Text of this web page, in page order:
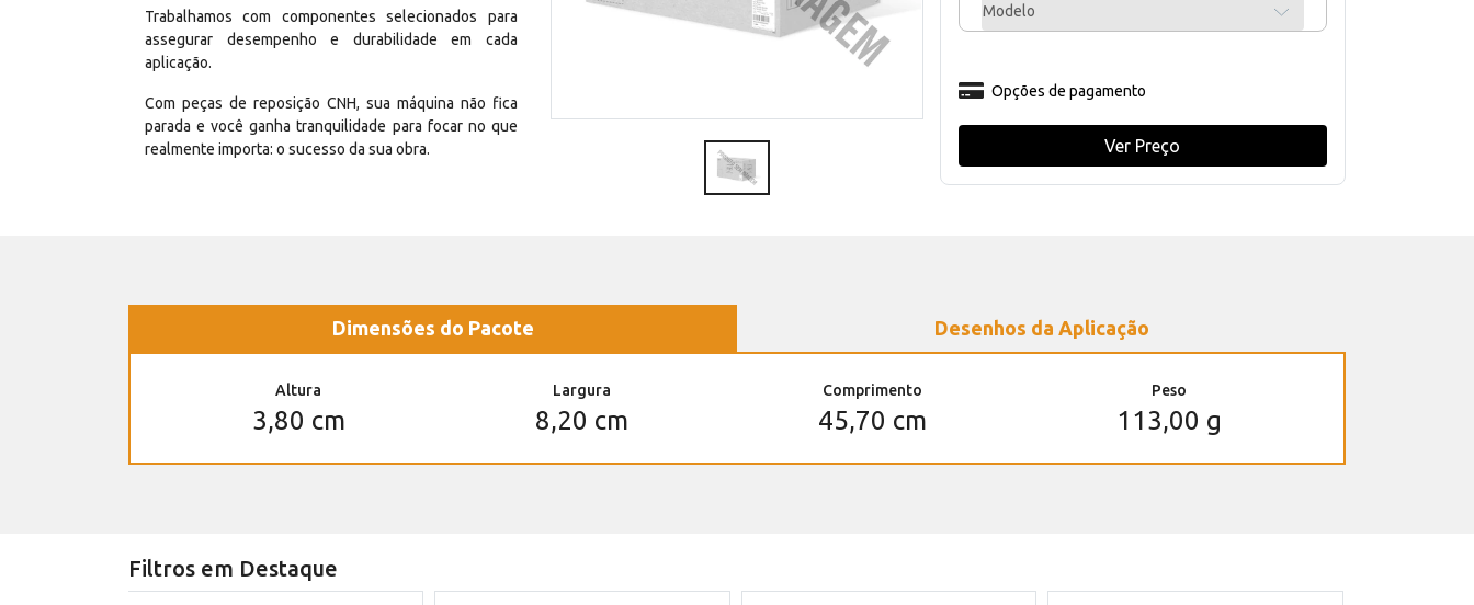
Trabalhamos com componentes selecionados para
assegurar desempenho e durabilidade em cada
aplicação.
Com peças de reposição CNH, sua máquina não fica
parada e você ganha tranquilidade para focar no que
realmente importa: o sucesso da sua obra.
Modelo
Opções de pagamento
Ver Preço
Dimensões do Pacote Desenhos da Aplicação
Altura
3,80 cm
Largura
8,20 cm
Comprimento
45,70 cm
Peso
113,00 g
Filtros em Destaque